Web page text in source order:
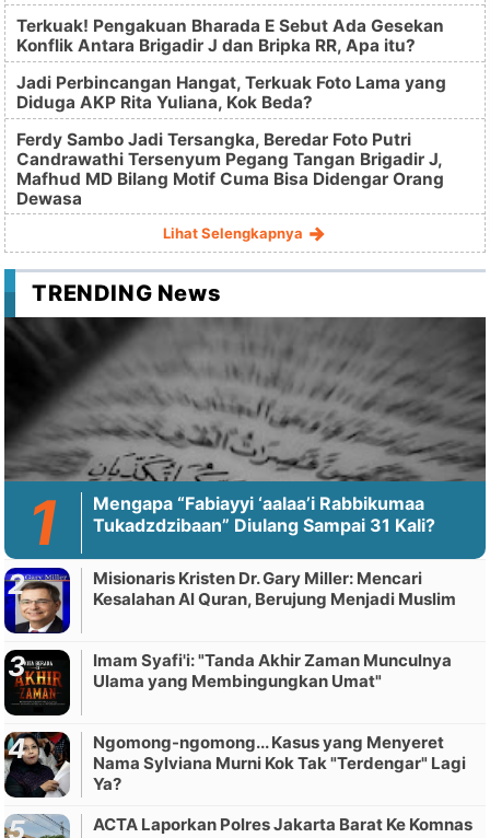
Terkuak! Pengakuan Bharada E Sebut Ada Gesekan
Konflik Antara Brigadir J dan Bripka RR, Apa itu?
Jadi Perbincangan Hangat, Terkuak Foto Lama yang
Diduga AKP Rita Yuliana, Kok Beda?
Ferdy Sambo Jadi Tersangka, Beredar Foto Putri
Candrawathi Tersenyum Pegang Tangan Brigadir J,
Mafhud MD Bilang Motif Cuma Bisa Didengar Orang
Dewasa
Lihat Selengkapnya
TRENDING News
Mengapa “Fabiayyi ‘aalaa’i Rabbikumaa
Tukadzdzibaan” Diulang Sampai 31 Kali?
Misionaris Kristen Dr. Gary Miller: Mencari
Kesalahan Al Quran, Berujung Menjadi Muslim
Imam Syafi'i: "Tanda Akhir Zaman Munculnya
Ulama yang Membingungkan Umat"
Ngomong-ngomong... Kasus yang Menyeret
Nama Sylviana Murni Kok Tak "Terdengar" Lagi
Ya?
ACTA Laporkan Polres Jakarta Barat Ke Komnas